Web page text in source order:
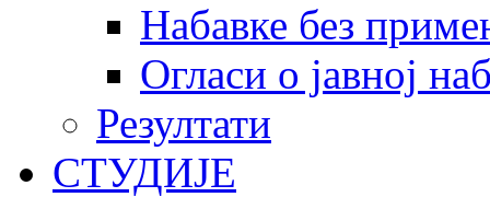
Набавке без
Огласи о јавној
Резултати
СТУДИЈЕ